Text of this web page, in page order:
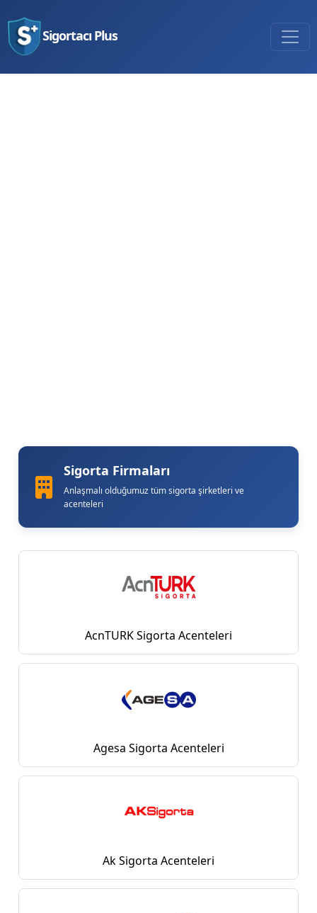
Sigortacı Plus
Sigorta Firmaları
Anlaşmalı olduğumuz tüm sigorta şirketleri ve
acenteleri
AcnTURK Sigorta Acenteleri
Agesa Sigorta Acenteleri
Ak Sigorta Acenteleri